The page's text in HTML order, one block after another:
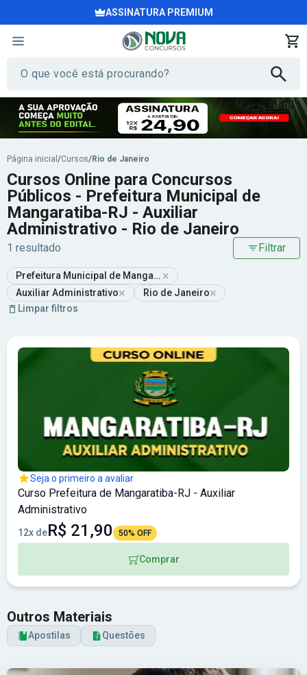
ASSINATURA PREMIUM
Página inicial /Cursos/Rio de Janeiro
Cursos Online para Concursos
Públicos - Prefeitura Municipal de
Mangaratiba-RJ - Auxiliar
Administrativo - Rio de Janeiro
1 resultado Filtrar
Prefeitura Municipal de Mangaratiba-RJ
×
Auxiliar Administrativo× Rio de Janeiro×
Limpar filtros
Seja o primeiro a avaliar
Curso Prefeitura de Mangaratiba-RJ - Auxiliar
Administrativo
12x deR$ 21,90 50% OFF
Comprar
Outros Materiais
Apostilas Questões